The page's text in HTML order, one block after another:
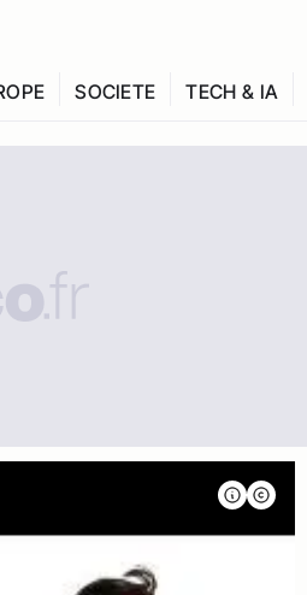
SOCIETE TECH & IA